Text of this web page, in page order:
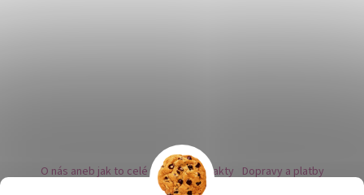
O nás aneb jak to celé začalo Kontakty Dopravy a platby
Kovy a puncovní značky Naše nabídka náušnic